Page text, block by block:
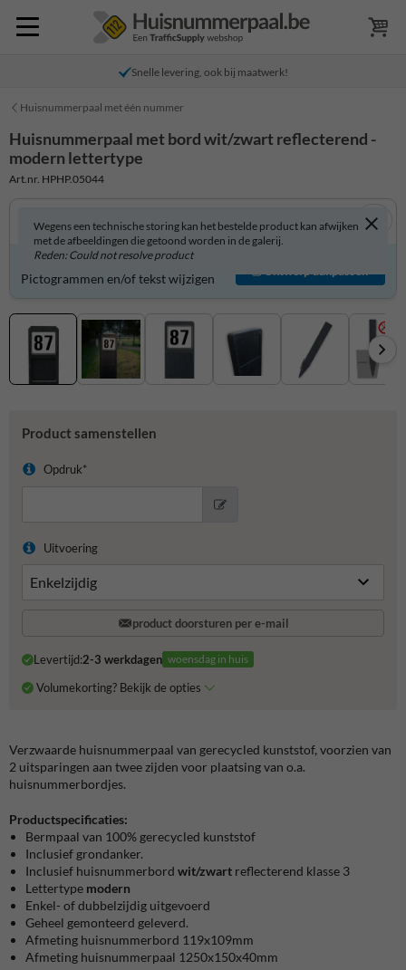
Snelle levering, ook bij maatwerk!
Huisnummerpaal met één nummer
Huisnummerpaal met bord wit/zwart reflecterend -
modern lettertype
Art.nr. HPHP.05044
Wegens een technische storing kan het bestelde product kan afwijken
met de afbeeldingen die getoond worden in de galerij.
Reden: Could not resolve product
Product zelf aanpassen?
Pictogrammen en/of tekst wijzigen
Ontwerp aanpassen
Product samenstellen
Opdruk*
Uitvoering
product doorsturen per e-mail
Levertijd:2-3 werkdagen woensdag in huis
Volumekorting? Bekijk de opties
Verzwaarde huisnummerpaal van gerecycled kunststof, voorzien van
2 uitsparingen aan twee zijden voor plaatsing van o.a.
huisnummerbordjes.
Productspecificaties:
Bermpaal van 100% gerecycled kunststof
Inclusief grondanker.
Inclusief huisnummerbord wit/zwart reflecterend klasse 3
Lettertype modern
Enkel- of dubbelzijdig uitgevoerd
Geheel gemonteerd geleverd.
Afmeting huisnummerbord 119x109mm
Afmeting huisnummerpaal 1250x150x40mm